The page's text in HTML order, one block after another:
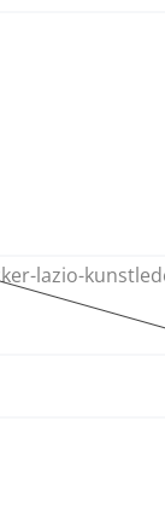
schwarz
(Diese